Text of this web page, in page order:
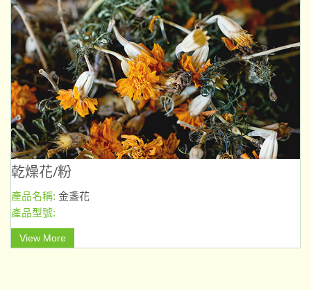
乾燥花/粉
產品名稱: 金盞花
產品型號:
View More